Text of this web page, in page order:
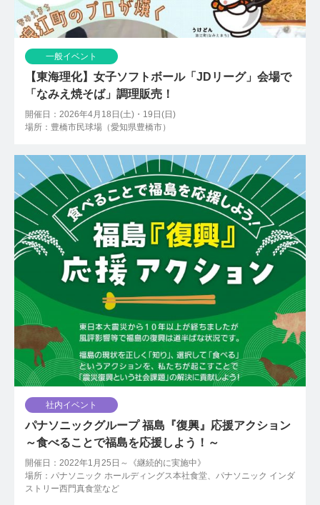
一般イベント
【東海理化】女子ソフトボール「JDリーグ」会場で
「なみえ焼そば」調理販売！
開催日：2026年4月18日(土)・19日(日)
場所：豊橋市民球場（愛知県豊橋市）
社内イベント
パナソニックグループ 福島『復興』応援アクション
～食べることで福島を応援しよう！～
開催日：2022年1月25日～《継続的に実施中》
場所：パナソニック ホールディングス本社食堂、パナソニック インダ
ストリー西門真食堂など